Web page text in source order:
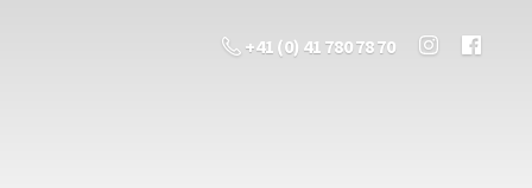
+41 (0) 41 780 78 70